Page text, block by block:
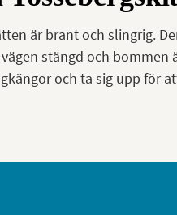
är brant och slingrig.
stängd och
och ta sig upp för